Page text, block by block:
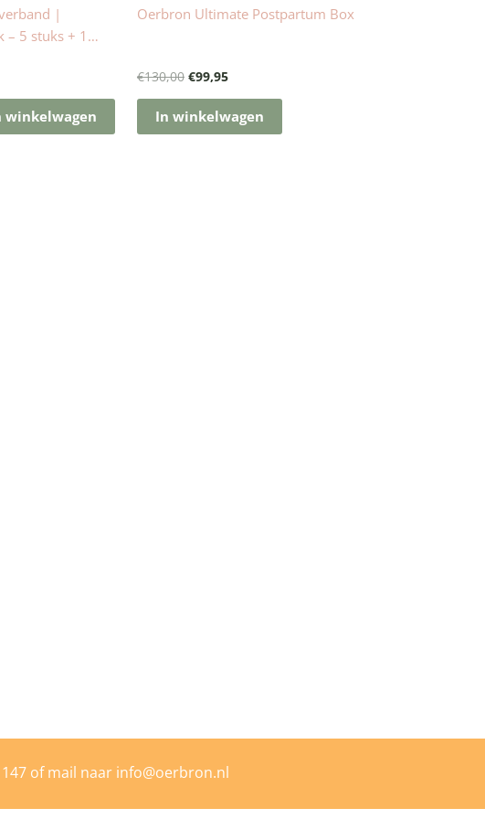
|
– 5 stuks + 1
winkelwagen
Oerbron Ultimate Postpartum Box
€130,00 €99,95
In winkelwagen
of mail naar info@oerbron.nl